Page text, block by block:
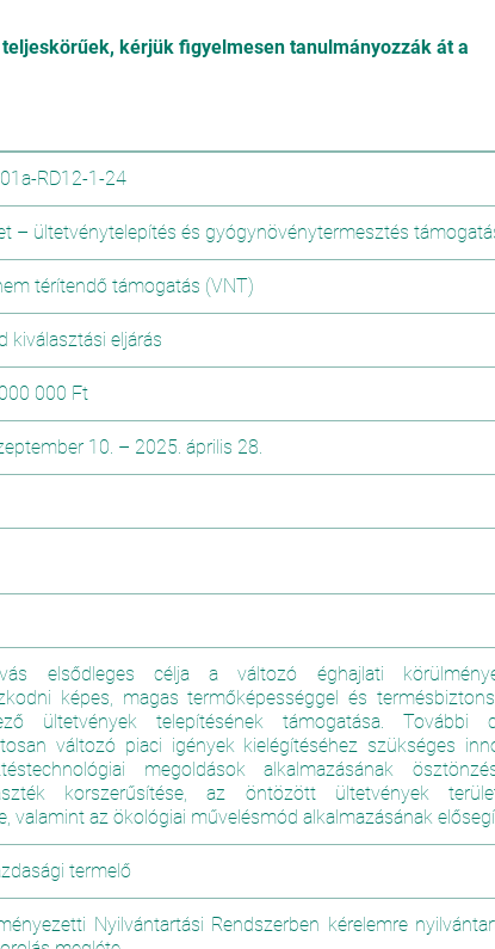
kérjük figyelmesen tanulmányozzák át a
RD12-1-24
– ültetvénytelepítés és gyógynövénytermesztés
térítendő támogatás (VNT)
kiválasztási eljárás
000 Ft
10. – 2025. április 28.
elsődleges célja a változó éghajlati
képes, magas termőképességgel és
ültetvények telepítésének támogatása. További
változó piaci igények kielégítéséhez szükséges
megoldások alkalmazásának
korszerűsítése, az öntözött ültetvények
valamint az ökológiai művelésmód alkalmazásának
termelő
Nyilvántartási Rendszerben kérelemre